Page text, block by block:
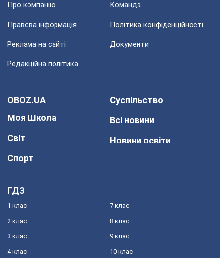
Про компанію Команда
Правова інформація Політика конфіденційності
Реклама на сайті Документи
Редакційна політика
OBOZ.UA
Моя Школа
Світ
Спорт
Суспільство
Всі новини
Новини освіти
ГДЗ
1 клас
2 клас
3 клас
4 клас
7 клас
8 клас
9 клас
10 клас